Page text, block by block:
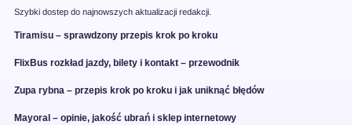
Szybki dostep do najnowszych aktualizacji redakcji.
Tiramisu – sprawdzony przepis krok po kroku
FlixBus rozkład jazdy, bilety i kontakt – przewodnik
Zupa rybna – przepis krok po kroku i jak uniknąć błędów
Mayoral – opinie, jakość ubrań i sklep internetowy